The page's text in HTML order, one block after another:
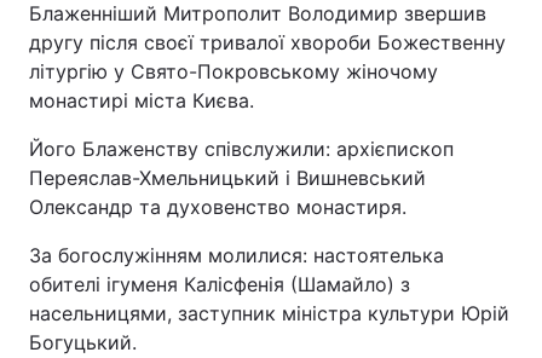
Україна Політика
Економіка Світ
Техно і зв'язок Лайт
Здоров'я Туризм
Цікавинки
Блаженніший Митрополит Володимир звершив
другу після своєї тривалої хвороби Божественну
літургію у Свято-Покровському жіночому
монастирі міста Києва.
Його Блаженству співслужили: архієпископ
Переяслав-Хмельницький і Вишневський
Олександр та духовенство монастиря.
За богослужінням молилися: настоятелька
обителі ігуменя Калісфенія (Шамайло) з
насельницями, заступник міністра культури Юрій
Богуцький.